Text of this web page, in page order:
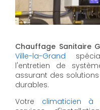
Chauffage Sanitaire
Ville-la-Grand
l'entretien de
assurant des
durables.
Votre climaticien à